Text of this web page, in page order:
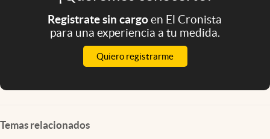
Registrate sin cargoen El Cronista
para una experiencia a tu medida.
Quiero registrarme
Temas relacionados